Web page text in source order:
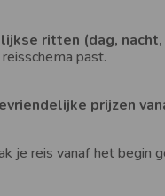
ritten (dag,
past.
prijzen
je reis vanaf het begin